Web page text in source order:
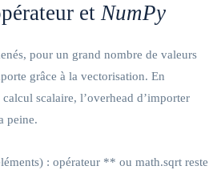
et NumPy
pour un grand nombre de valeurs
grâce à la vectorisation. En
scalaire, l’overhead d’importer
peine.
: opérateur ** ou math.sqrt reste